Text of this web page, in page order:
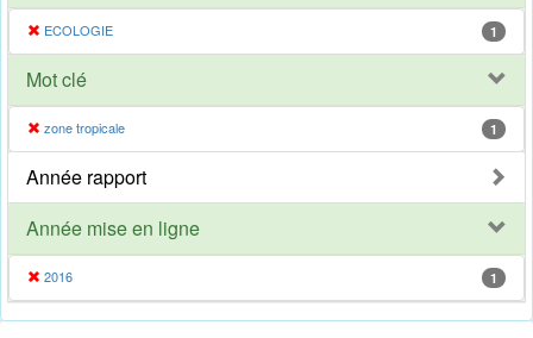
ECOLOGIE 1
Mot clé
zone tropicale 1
Année rapport
Année mise en ligne
2016 1